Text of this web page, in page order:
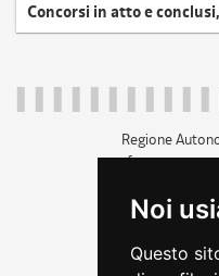
Noi
Questo
Concorsi in atto e
Regione
c.f.
+39